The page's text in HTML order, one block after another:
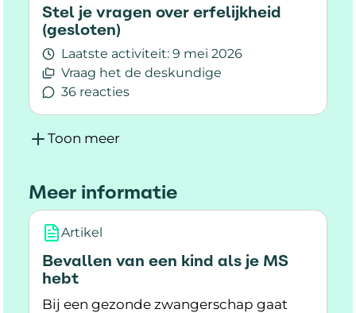
Stel je vragen over erfelijkheid
(gesloten)
Laatste activiteit: 9 mei 2026
Vraag het de deskundige
36 reacties
Lees meer over Stel je vragen over erfelijkheid
Toon meer
Meer informatie
Artikel
Bevallen van een kind als je MS
hebt
Bij een gezonde zwangerschap gaat